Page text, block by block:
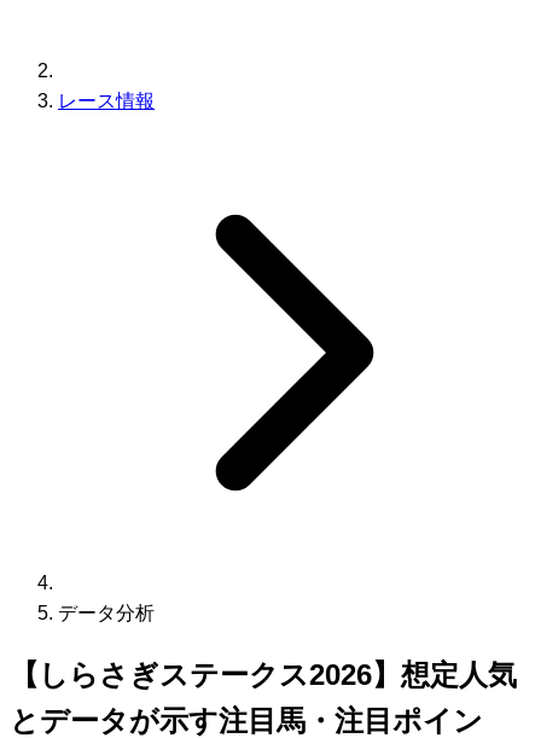
レース情報
データ分析
【しらさぎステークス2026】想定人気
とデータが示す注目馬・注目ポイン